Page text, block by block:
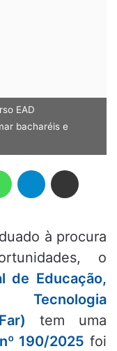
EAD
bacharéis e
à procura
o
de Educação,
tem uma
190/2025 foi